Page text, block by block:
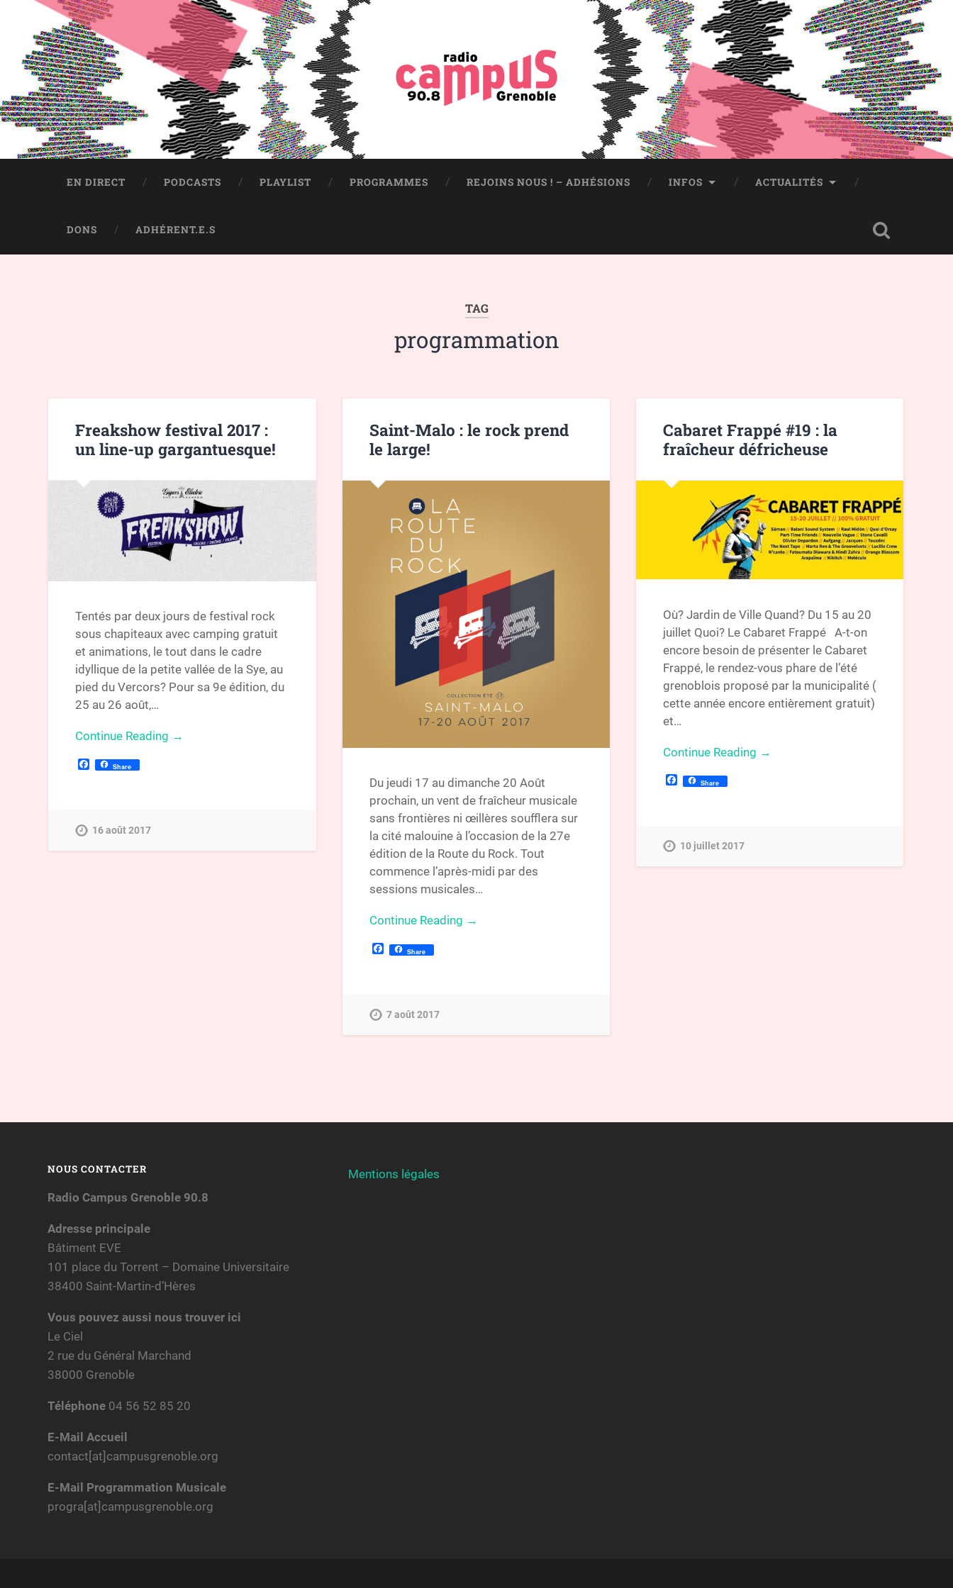
EN DIRECT PODCASTS PLAYLIST PROGRAMMES REJOINS NOUS ! – ADHÉSIONS INFOS ACTUALITÉS
DONS ADHÉRENT.E.S
TAG
programmation
Freakshow festival 2017 :
un line-up gargantuesque!
Tentés par deux jours de festival rock
sous chapiteaux avec camping gratuit
et animations, le tout dans le cadre
idyllique de la petite vallée de la Sye, au
pied du Vercors? Pour sa 9e édition, du
25 au 26 août,…
Continue Reading →
Facebook
Share
16 août 2017
Saint-Malo : le rock prend
le large!
Du jeudi 17 au dimanche 20 Août
prochain, un vent de fraîcheur musicale
sans frontières ni œillères soufflera sur
la cité malouine à l’occasion de la 27e
édition de la Route du Rock. Tout
commence l’après-midi par des
sessions musicales…
Continue Reading →
Facebook
Share
7 août 2017
Cabaret Frappé #19 : la
fraîcheur défricheuse
Où? Jardin de Ville Quand? Du 15 au 20
juillet Quoi? Le Cabaret Frappé A-t-on
encore besoin de présenter le Cabaret
Frappé, le rendez-vous phare de l’été
grenoblois proposé par la municipalité (
cette année encore entièrement gratuit)
et…
Continue Reading →
Facebook
Share
10 juillet 2017
NOUS CONTACTER
Radio Campus Grenoble 90.8
Adresse principale
Bâtiment EVE
101 place du Torrent – Domaine Universitaire
38400 Saint-Martin-d’Hères
Vous pouvez aussi nous trouver ici
Le Ciel
2 rue du Général Marchand
38000 Grenoble
Téléphone 04 56 52 85 20
E-Mail Accueil
contact[at]campusgrenoble.org
E-Mail Programmation Musicale
progra[at]campusgrenoble.org
Mentions légales